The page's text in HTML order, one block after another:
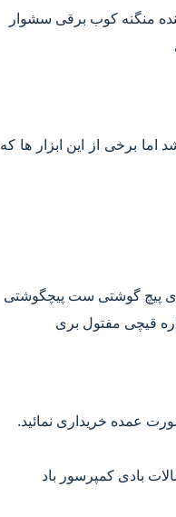
منگنه کوب برقی سشوار
اما برخی از این ابزار ها که
پیچ گوشتی ست پیچگوشتی
قیچی مفتول بری
عمده خریداری نمائید.
بادی کمپرسور باد